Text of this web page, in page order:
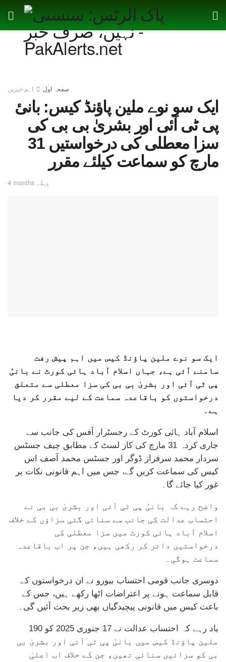
صفحہ اول اہم خبریں
ایک سو نوے ملین پاؤنڈ کیس: بانیٔ
پی ٹی آئی اور بشریٰ بی بی کی
سزا معطلی کی درخواستیں 31
مارچ کو سماعت کیلئے مقرر
4 months پہلے
ایک سو نوے ملین پاؤنڈ کیس میں اہم پیش رفت
سامنے آئی ہے، جہاں اسلام آباد ہائی کورٹ نے بانیٔ
پی ٹی آئی اور بشریٰ بی بی کی سزا معطلی سے متعلق
درخواستوں کو باقاعدہ سماعت کے لیے مقرر کر دیا
ہے۔
اسلام آباد ہائی کورٹ کے رجسٹرار آفس کی جانب سے
جاری کردہ 31 مارچ کی کاز لسٹ کے مطابق چیف جسٹس
سردار محمد سرفراز ڈوگر اور جسٹس محمد آصف اس
کیس کی سماعت کریں گے، جس میں اہم قانونی نکات پر
غور کیا جائے گا۔
واضح رہے کہ بانیٔ پی ٹی آئی اور بشریٰ بی بی نے
احتساب عدالت کی جانب سے سنائی گئی سزاؤں کے خلاف
اسلام آباد ہائی کورٹ میں سزا معطلی کی
درخواستیں دائر کر رکھی ہیں، جن پر اب باقاعدہ
سماعت ہوگی۔
دوسری جانب قومی احتساب بیورو نے ان درخواستوں کے
قابل سماعت ہونے پر اعتراضات اٹھا رکھے ہیں، جس کے
باعث کیس میں قانونی پیچیدگیاں بھی زیر بحث آئیں گی۔
یاد رہے کہ احتساب عدالت نے 17 جنوری 2025 کو 190
ملین پاؤنڈ کیس میں بانیٔ پی ٹی آئی اور بشریٰ بی
بی کو سزائیں سنائی تھیں، جن کے خلاف اب اعلیٰ